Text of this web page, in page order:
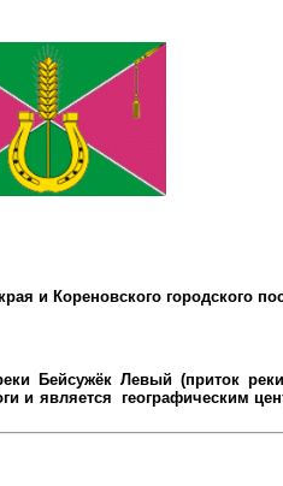
и Кореновского городского
Бейсужёк Левый (приток
и является географическим